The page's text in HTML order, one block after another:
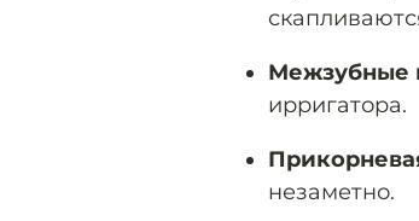
Межзубные
ирригатора.
незаметно.